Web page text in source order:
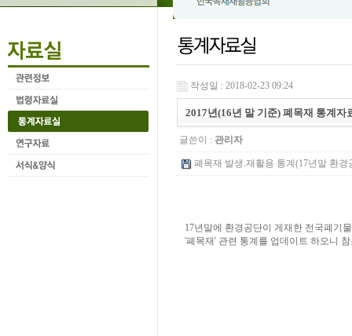
작성일 : 2018-02-23 09:24
2017년(16년 말 기준) 폐목재 통계자
글쓴이 : 관리자
폐목재 발생.재활용 통계(17년말 환경
17년말에 환경공단이 게재한 전국폐기
'폐목재' 관련 통계를 업데이트 하오니